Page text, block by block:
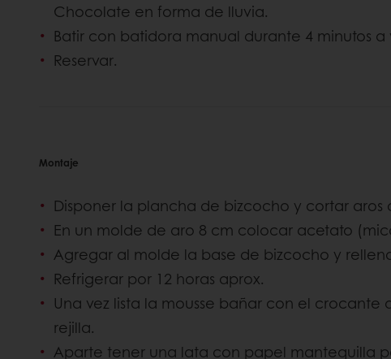
Chocolate en forma de lluvia.
Batir con batidora manual durante 4 minutos
Reservar.
Montaje
Disponer la plancha de bizcocho y cortar aros
En un molde de aro 8 cm colocar acetato
Agregar al molde la base de bizcocho y
Refrigerar por 12 horas aprox.
Una vez lista la mousse bañar con el
rejilla.
Aparte tener una lata con papel mantequilla